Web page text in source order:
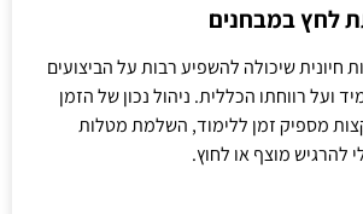
לחץ במבחנים
חיונית שיכולה להשפיע רבות על הביצועים
ועל רווחתו הכללית. ניהול נכון של הזמן
מספיק זמן ללימוד, השלמת מטלות
להרגיש מוצף או לחוץ.